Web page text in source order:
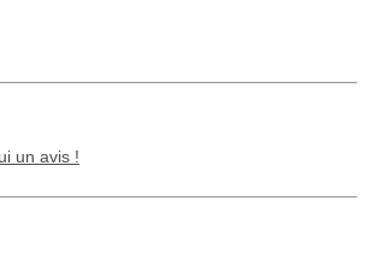
un avis !